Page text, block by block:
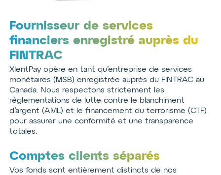
Fournisseur de services
financiers enregistré auprès du
FINTRAC
XlentPay opère en tant qu’entreprise de services
monétaires (MSB) enregistrée auprès du FINTRAC au
Canada. Nous respectons strictement les
réglementations de lutte contre le blanchiment
d’argent (AML) et le financement du terrorisme (CTF)
pour assurer une conformité et une transparence
totales.
Comptes clients séparés
Vos fonds sont entièrement distincts de nos